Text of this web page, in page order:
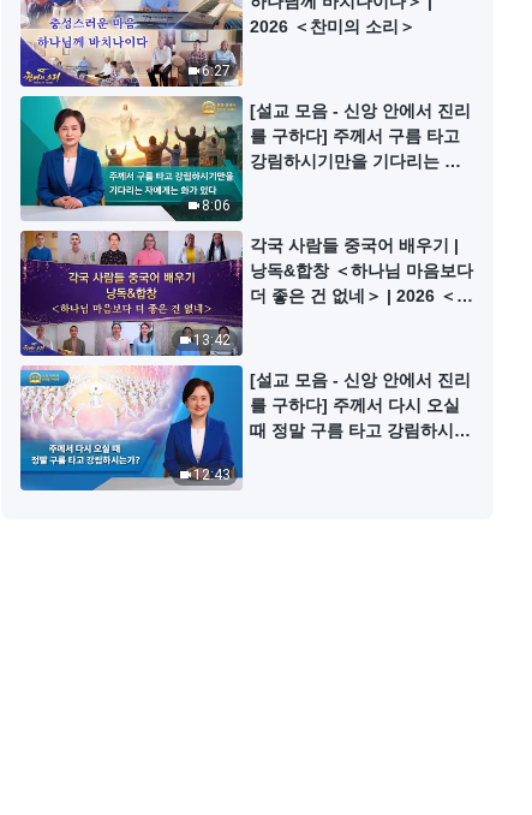
40:39
기독교 단편영화 ＜하나님의 심판
은 나의 유일한 구원＞
9:25
기독교 단편영화 ＜하나님의 이름
은 영원히 바뀌지 않는가?＞
11:26
기독교 단편영화 ＜참그리스도와
거짓 그리스도를 분별할 수 있나
요?＞
19:41
기독교 단편영화 ＜주님은 재림 때
어떻게 나타나시는가?＞
6:27
2026 ＜찬미의 소리＞
8:06
[설교 모음 - 신앙 안에서 진리
를 구하다] 주께서 구름 타고
강림하시기만을 기다리는 자
13:42
각국 사람들 중국어 배우기 |
낭독&합창 ＜하나님 마음보다
더 좋은 건 없네＞ | 2026 ＜찬
12:43
[설교 모음 - 신앙 안에서 진리
를 구하다] 주께서 다시 오실
때 정말 구름 타고 강림하시는